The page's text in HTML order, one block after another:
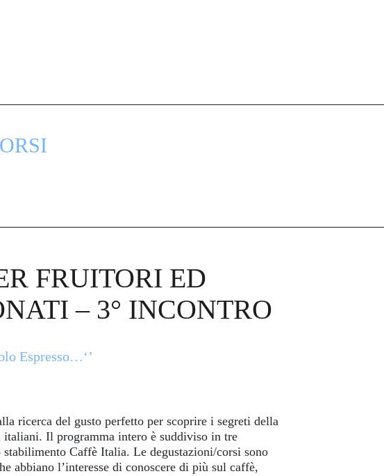
FRUITORI ED
– 3° INCONTRO
Espresso…‘’
ricerca del gusto perfetto per scoprire i segreti della
italiani. Il programma intero è suddiviso in tre
stabilimento Caffè Italia. Le degustazioni/corsi sono
abbiano l’interesse di conoscere di più sul caffè,